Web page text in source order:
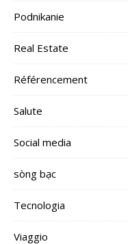
Podnikanie
Real Estate
Référencement
Salute
Social media
sòng bạc
Tecnologia
Viaggio